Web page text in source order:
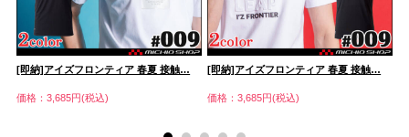
[即納]アイズフロンティア 春夏 接触…
価格：3,685円(税込)
[即納]アイズフロンティア 春夏 接触…
価格：3,685円(税込)